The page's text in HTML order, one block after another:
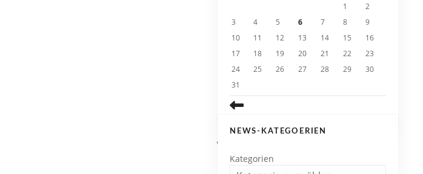
1
2
3
4 5 6 7 8
9
10
11 12 13 14 15
16
17
18 19 20 21 22
23
24
25 26 27 28 29
30
31
NEWS-KATEGOERIEN
Kategorien